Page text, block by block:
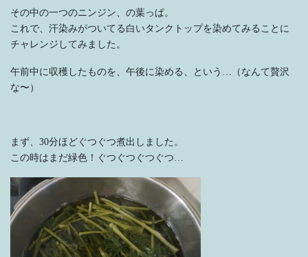
その中の一つのニンジン、の葉っぱ。
これで、汗染みがついてる白いタンクトップを染めてみることに
チャレンジしてみました。
午前中に収穫したものを、午後に染める、という…（なんて贅沢
な〜）
まず、30分ほどぐつぐつ煮出しました。
この時はまだ緑色！ぐつぐつぐつぐつ…